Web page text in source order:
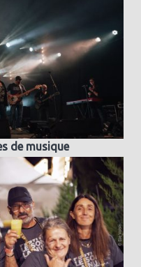
de musique